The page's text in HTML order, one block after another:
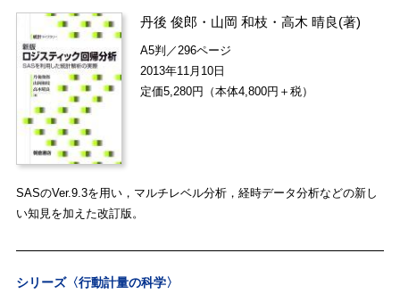
丹後 俊郎 ・ 山岡 和枝 ・高木 晴良(著)
A5判／296ページ
2013年11月10日
定価5,280円（本体4,800円＋税）
SASのVer.9.3を用い，マルチレベル分析，経時データ分析などの新し
い知見を加えた改訂版。
シリーズ〈行動計量の科学〉